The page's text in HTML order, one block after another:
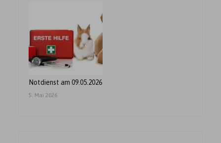
Notdienst am 09.05.2026
5. Mai 2026